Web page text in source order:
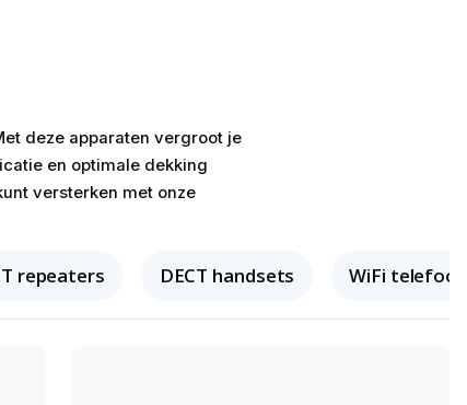
deze apparaten vergroot je
en optimale dekking
versterken met onze
repeaters DECT handsets WiFi